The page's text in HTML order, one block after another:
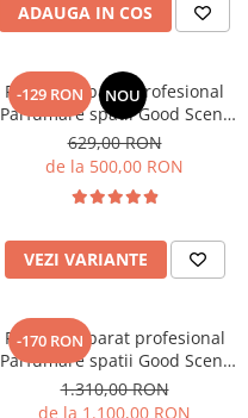
ADAUGA IN COS
-129 RON NOU
PACHET: Aparat Profesional
Parfumare spatii Good Scent
GS480, culoare alba cu 500 g
esenta inclusa
629,00 RON
de la 500,00 RON
VEZI VARIANTE
-170 RON
PACHET: Aparat profesional
Parfumare spatii Good Scent
GS1500 Luxury, culoare negra,
cu rezerva inclusa
1.310,00 RON
de la 1.100,00 RON